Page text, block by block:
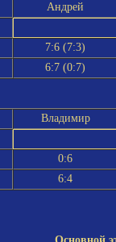
Андрей
7:6 (7:3)
6:7 (0:7)
Владимир
0:6
6:4